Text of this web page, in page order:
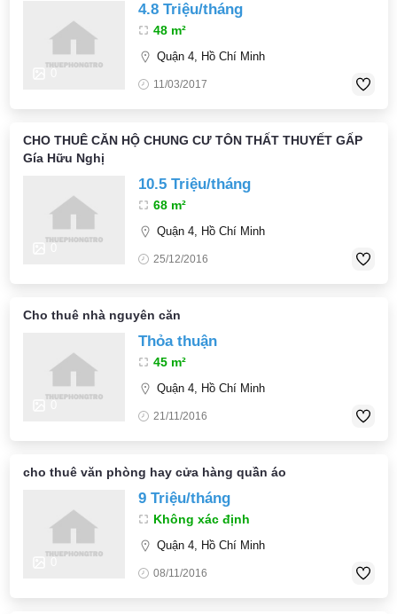
4.8 Triệu/tháng
48 m²
Quận 4, Hồ Chí Minh
11/03/2017
CHO THUÊ CĂN HỘ CHUNG CƯ TÔN THẤT THUYẾT GẤP
Gía Hữu Nghị
10.5 Triệu/tháng
68 m²
Quận 4, Hồ Chí Minh
25/12/2016
Cho thuê nhà nguyên căn
Thỏa thuận
45 m²
Quận 4, Hồ Chí Minh
21/11/2016
cho thuê văn phòng hay cửa hàng quần áo
9 Triệu/tháng
Không xác định
Quận 4, Hồ Chí Minh
08/11/2016